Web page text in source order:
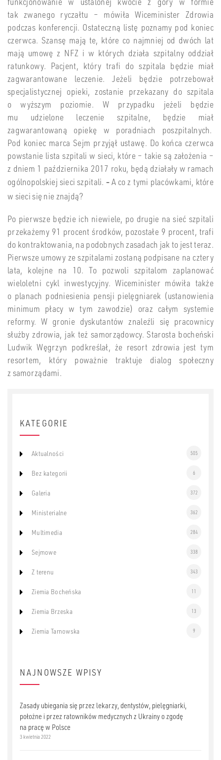
tak zwanego ryczałtu – mówiła Wiceminister Zdrowia
podczas konferencji. Ostateczną listę poznamy pod koniec
czerwca. Szansę mają te, które co najmniej od dwóch lat
mają umowę z NFZ i w których działa szpitalny oddział
ratunkowy. Pacjent, który trafi do szpitala będzie miał
zagwarantowane leczenie. Jeżeli będzie potrzebował
specjalistycznej opieki, zostanie przekazany do szpitala
o wyższym poziomie. W przypadku jeżeli będzie
mu udzielone leczenie szpitalne, będzie miał
zagwarantowaną opiekę w poradniach poszpitalnych.
Pod koniec marca Sejm przyjął ustawę. Do końca czerwca
powstanie lista szpitali w sieci, które – takie są założenia –
z dniem 1 października 2017 roku, będą działały w ramach
ogólnopolskiej sieci szpitali. – A co z tymi placówkami, które
w sieci się nie znajdą?
Po pierwsze będzie ich niewiele, po drugie na sieć szpitali
przekażemy 91 procent środków, pozostałe 9 procent, trafi
do kontraktowania, na podobnych zasadach jak to jest teraz.
Pierwsze umowy ze szpitalami zostaną podpisane na cztery
lata, kolejne na 10. To pozwoli szpitalom zaplanować
wieloletni cykl inwestycyjny. Wiceminister mówiła także
o planach podniesienia pensji pielęgniarek (ustanowienia
minimum płacy w tym zawodzie) oraz całym systemie
reformy. W gronie dyskutantów znaleźli się pracownicy
służby zdrowia, jak też samorządowcy. Starosta bocheński
Ludwik Węgrzyn podkreślał, że resort zdrowia jest tym
resortem, który poważnie traktuje dialog społeczny
z samorządami.
KATEGORIE
Aktualności 505
Bez kategorii 6
Galeria 372
Ministerialne 362
Multimedia 284
Sejmowe 338
Z terenu 343
Ziemia Bocheńska 11
Ziemia Brzeska 13
Ziemia Tarnowska 9
NAJNOWSZE WPISY
Zasady ubiegania się przez lekarzy, dentystów, pielęgniarki,
położne i przez ratowników medycznych z Ukrainy o zgodę
na pracę w Polsce
3 kwietnia 2022